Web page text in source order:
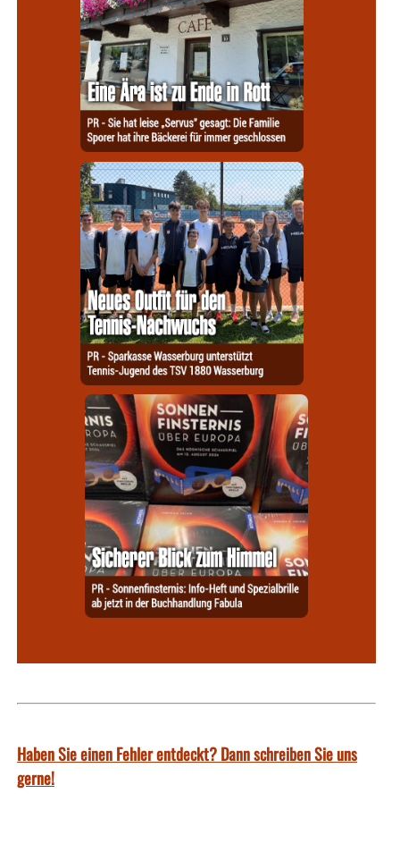
Haben Sie einen Fehler entdeckt? Dann schreiben Sie uns
gerne!